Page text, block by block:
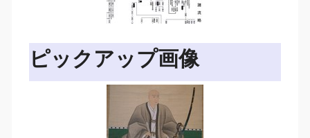
ピックアップ画像